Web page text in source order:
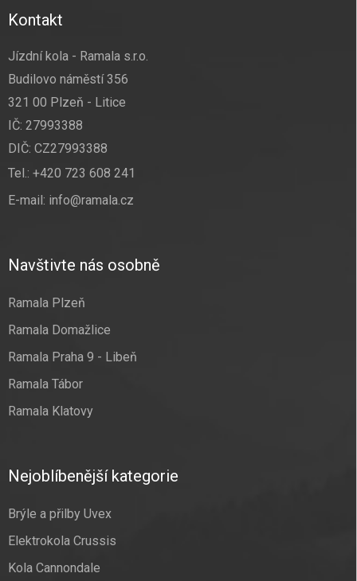
Kontakt
Jízdní kola - Ramala s.r.o.
Budilovo náměstí 356
321 00 Plzeň - Litice
IČ: 27993388
DIČ: CZ27993388
Tel.: +420 723 608 241
E-mail: info@ramala.cz
Navštivte nás osobně
Ramala Plzeň
Ramala Domažlice
Ramala Praha 9 - Libeň
Ramala Tábor
Ramala Klatovy
Nejoblíbenější kategorie
Brýle a přilby Uvex
Elektrokola Crussis
Kola Cannondale